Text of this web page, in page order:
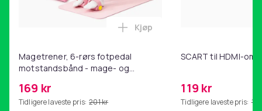
Magetrener, 6-rørs fotpedal
motstandsbånd - mage- og
hjemmegymnastikk Pink
169 kr
Tidligere laveste pris: 201 kr
Legg Magetrener, 6-rørs
Kjøp
SCART til HDMI-
119 kr
Tidligere laveste pris: